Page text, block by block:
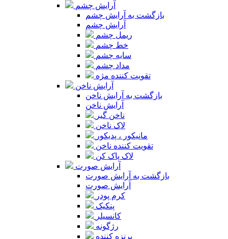
آرایش چشم
بازگشت به آرایش چشم
آرایش چشم
ریمل چشم
خط چشم
سایه چشم
مداد چشم
تقویت کننده مژه
آرایش ناخن
بازگشت به آرایش ناخن
آرایش ناخن
ناخن گیر
لاک ناخن
مانیکور ، پدیکور
تقویت کننده ناخن
لاک پاک کن
آرایش صورت
بازگشت به آرایش صورت
آرایش صورت
کرم پودر
پنکیک
کانسیلر
رژگونه
برنزه کننده